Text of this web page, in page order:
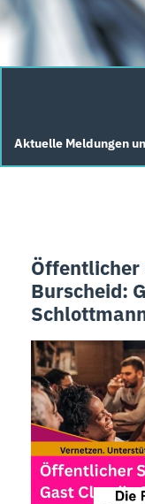
Aktuelle Meldungen
Öffentlicher
Burscheid: